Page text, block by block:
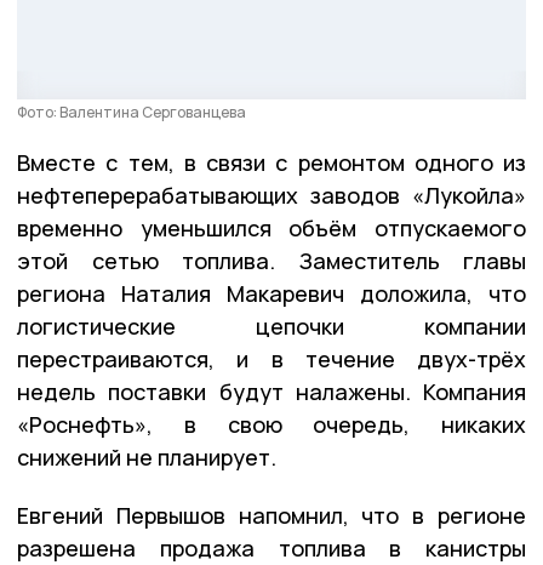
Фото: Валентина Сергованцева
Вместе с тем, в связи с ремонтом одного из
нефтеперерабатывающих заводов «Лукойла»
временно уменьшился объём отпускаемого
этой сетью топлива. Заместитель главы
региона Наталия Макаревич доложила, что
логистические цепочки компании
перестраиваются, и в течение двух-трёх
недель поставки будут налажены. Компания
«Роснефть», в свою очередь, никаких
снижений не планирует.
Евгений Первышов напомнил, что в регионе
разрешена продажа топлива в канистры